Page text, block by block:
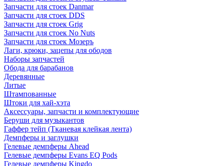
Запчасти для стоек Danmar
Запчасти для стоек DDS
Запчасти для стоек Grig
Запчасти для стоек No Nuts
Запчасти для стоек Мозеръ
Лаги, крюки, зацепы для ободов
Наборы запчастей
Обода для барабанов
Деревянные
Литые
Штампованные
Штоки для хай-хэта
Аксессуары, запчасти и комплектующие
Беруши для музыкантов
Гаффер тейп (Тканевая клейкая лента)
Демпферы и заглушки
Гелевые демпферы Ahead
Гелевые демпферы Evans EQ Pods
Гелевые демпферы Kingdo